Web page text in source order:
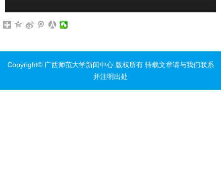
Copyright© 广西师范大学新闻中心 版权所有 转载文章请与我们联系
并注明出处